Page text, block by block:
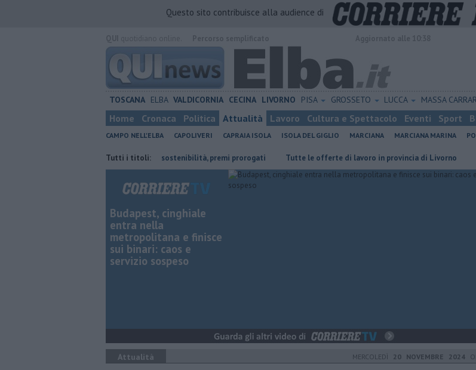
Questo sito contribuisce alla audience di
TOSCANA ELBA VALDICORNIA CECINA LIVORNO PISA GROSSETO LUCCA MASSA
Home Cronaca Politica Attualità Lavoro Cultura e Spettacolo Eventi Sport
CAMPO NELL'ELBA CAPOLIVERI CAPRAIA ISOLA ISOLA DEL GIGLIO MARCIANA MARCIANA MARINA
Tutti i titoli:
Parità di genere e sostenibilità, premi prorogati ​Tutte le offerte di lavoro in provincia di Livorno Oceano
Budapest, cinghiale
entra nella
metropolitana e finisce
sui binari: caos e
servizio sospeso
Attualità MERCOLEDÌ 20 NOVEMBRE 2024